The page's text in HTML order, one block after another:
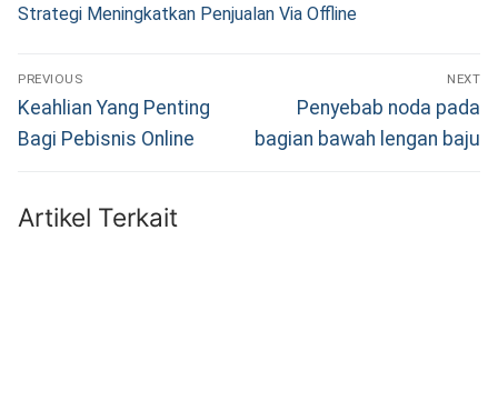
Strategi Meningkatkan Penjualan Via Offline
Navigasi
pos
PREVIOUS
Previous
post:
Keahlian Yang Penting
Bagi Pebisnis Online
NEXT
Next
post:
Penyebab noda pada
bagian bawah lengan baju
Artikel Terkait